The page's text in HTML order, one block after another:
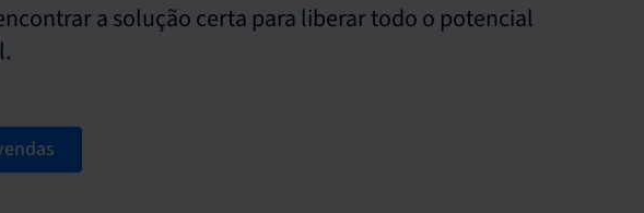
a solução certa para liberar todo o potencial